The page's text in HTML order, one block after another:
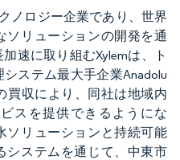
ノロジー企業であり、世界
ソリューションの開発を通
速に取り組むXylemは、ト
ステム最大手企業Anadolu
買収により、同社は地域内
スを提供できるようにな
ソリューションと持続可能
システムを通じて、中東市